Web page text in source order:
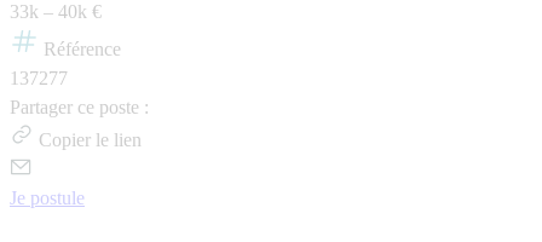
33k – 40k €
Référence
137277
Partager ce poste :
Copier le lien
Je postule